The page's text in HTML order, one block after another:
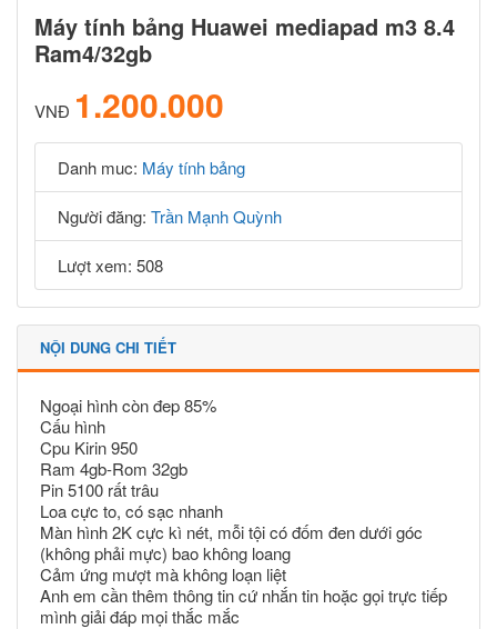
Máy tính bảng Huawei mediapad m3 8.4
Ram4/32gb
VNĐ 1.200.000
Danh muc: Máy tính bảng
Người đăng: Trần Mạnh Quỳnh
Lượt xem: 508
NỘI DUNG CHI TIẾT
Ngoại hình còn đep 85%
Cấu hình
Cpu Kirin 950
Ram 4gb-Rom 32gb
Pin 5100 rất trâu
Loa cực to, có sạc nhanh
Màn hình 2K cực kì nét, mỗi tội có đốm đen dưới góc
(không phải mực) bao không loang
Cảm ứng mượt mà không loạn liệt
Anh em cần thêm thông tin cứ nhắn tin hoặc gọi trực tiếp
mình giải đáp mọi thắc mắc